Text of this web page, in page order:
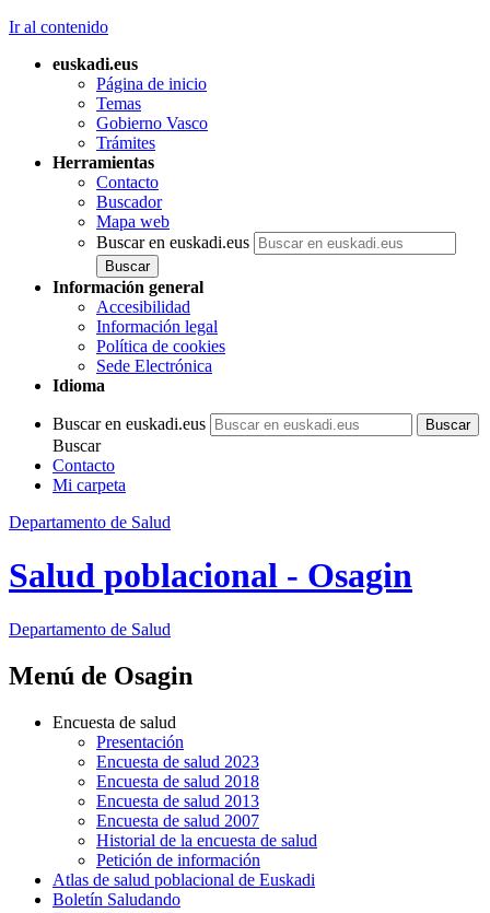
Ir al contenido
euskadi.eus
Página de inicio
Temas
Gobierno Vasco
Trámites
Herramientas
Contacto
Buscador
Mapa web
Buscar en euskadi.eus
Información general
Accesibilidad
Información legal
Política de cookies
Sede Electrónica
Idioma
Buscar en euskadi.eus
Buscar
Contacto
Mi carpeta
Departamento de Salud
Salud poblacional - Osagin
Departamento de Salud
Menú de Osagin
Encuesta de salud
Presentación
Encuesta de salud 2023
Encuesta de salud 2018
Encuesta de salud 2013
Encuesta de salud 2007
Historial de la encuesta de salud
Petición de información
Atlas de salud poblacional de Euskadi
Boletín Saludando